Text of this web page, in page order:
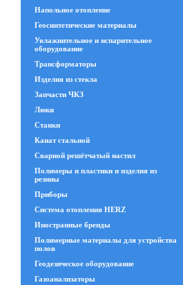
Напольное отопление
Геосинтетические материалы
Увлажнительное и испарительное
оборудование
Трансформаторы
Изделия из стекла
Запчасти ЧКЗ
Люки
Станки
Канат стальной
Сварной решётчатый настил
Полимеры и пластики и изделия из
резины
Приборы
Система отопления HERZ
Иностранные бренды
Полимерные материалы для устройства
полов
Геодезическое оборудование
Газоанализаторы